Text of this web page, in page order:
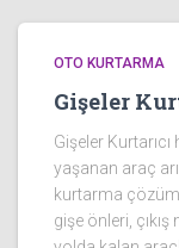
OTO KURTARMA
Gişeler
Gişeler
yaşanan araç
kurtarma
gişe önleri,